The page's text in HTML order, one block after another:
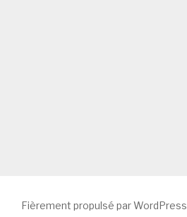
Fièrement propulsé par WordPress